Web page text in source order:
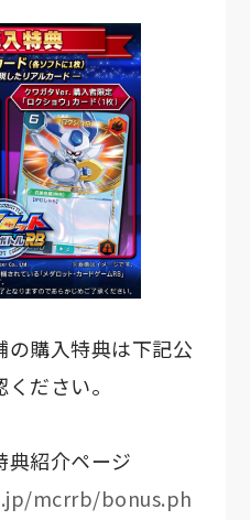
購入特典は下記公
ださい。
典紹介ページ
mcrrb/bonus.ph